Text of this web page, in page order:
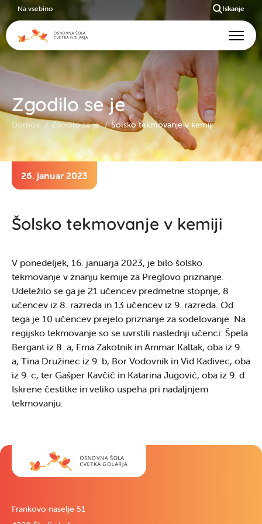
Zgodilo se je
Domov Zgodilo se je Šolsko tekmovanje v kemiji
26. januar 2023
Šolsko tekmovanje v kemiji
V ponedeljek, 16. januarja 2023, je bilo šolsko
tekmovanje v znanju kemije za Preglovo priznanje.
Udeležilo se ga je 21 učencev predmetne stopnje, 8
učencev iz 8. razreda in 13 učencev iz 9. razreda. Od
tega je 10 učencev prejelo priznanje za sodelovanje. Na
regijsko tekmovanje so se uvrstili naslednji učenci: Špela
Bergant iz 8. a, Ema Zakotnik in Ammar Kaltak, oba iz 9.
a, Tina Družinec iz 9. b, Bor Vodovnik in Vid Kadivec, oba
iz 9. c, ter Gašper Kavčič in Katarina Jugović, oba iz 9. d.
Iskrene čestitke in veliko uspeha pri nadaljnjem
tekmovanju.
Frankovo naselje 51
Na vsebino Iskanje